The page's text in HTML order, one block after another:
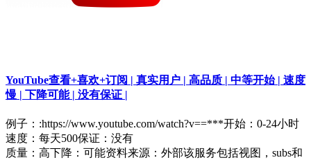
YouTube查看+喜欢+订阅 | 真实用户 | 高品质 | 中等开始 | 速度
慢 | 下降可能 | 没有保证 |
例子：:https://www.youtube.com/watch?v==***开始：0-24小时
速度：每天500保证：没有
质量：高下降：可能资料来源：外部该服务包括视图，subs和